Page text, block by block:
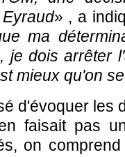
» , a
ma
je dois arrêter
mieux qu'on
d'évoquer les
faisait pas
on